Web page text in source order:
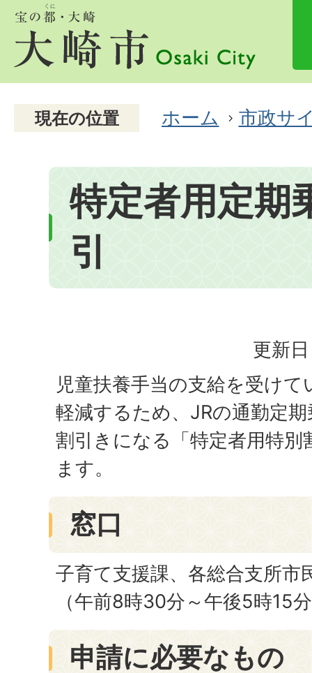
現在の位置 ホーム 市政サ
特定者用定期
引
更新
児童扶養手当の支給を受け
軽減するため、JRの通勤定
割引きになる「特定者用特別
ます。
窓口
子育て支援課、各総合支所市
（午前8時30分～午後5時15
申請に必要なもの